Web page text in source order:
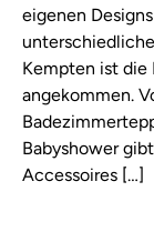
eigenen
Kempten ist
angekommen.
Babyshower
Accessoires […]